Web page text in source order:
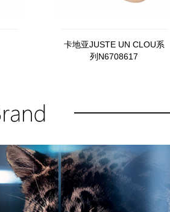
卡地亚JUSTE UN CLOU系
列N6708617